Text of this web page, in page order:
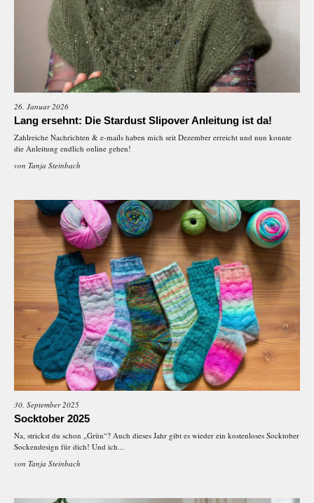
26. Januar 2026
Lang ersehnt: Die Stardust Slipover Anleitung ist da!
Zahlreiche Nachrichten & e-mails haben mich seit Dezember erreicht und nun konnte
die Anleitung endlich online gehen!
von Tanja Steinbach
30. September 2025
Socktober 2025
Na, strickst du schon „Grün“? Auch dieses Jahr gibt es wieder ein kostenloses Socktober
Sockendesign für dich! Und ich...
von Tanja Steinbach